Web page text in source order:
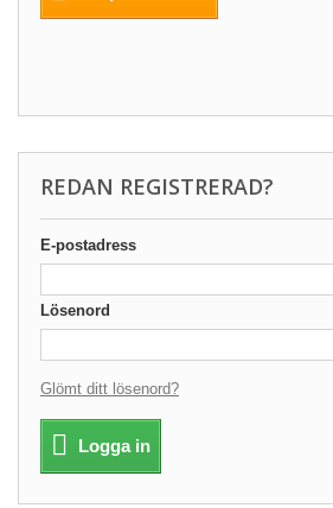
REDAN REGISTRERAD?
E-postadress
Lösenord
Glömt ditt lösenord?
Logga in